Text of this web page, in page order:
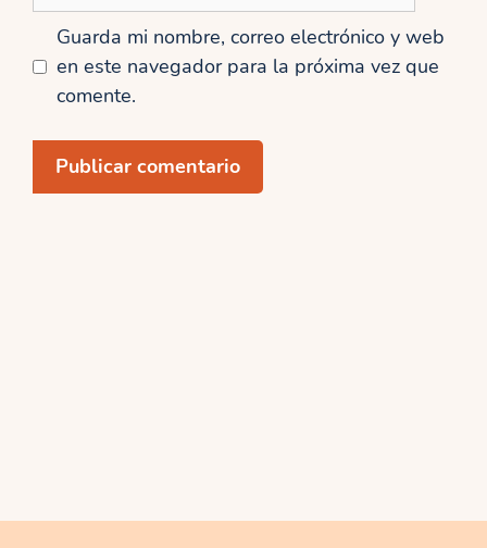
Guarda mi nombre, correo electrónico y web
en este navegador para la próxima vez que
comente.